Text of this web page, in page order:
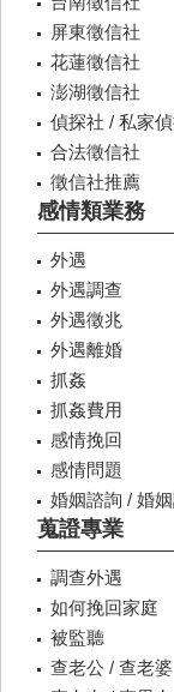
屏東徵信社
花蓮徵信社
澎湖徵信社
偵探社 / 私家
合法徵信社
徵信社推薦
感情類業務
外遇
外遇調查
外遇徵兆
外遇離婚
抓姦
抓姦費用
感情挽回
感情問題
婚姻諮詢 / 婚
蒐證專業
調查外遇
如何挽回家庭
被監聽
查老公 / 查老婆